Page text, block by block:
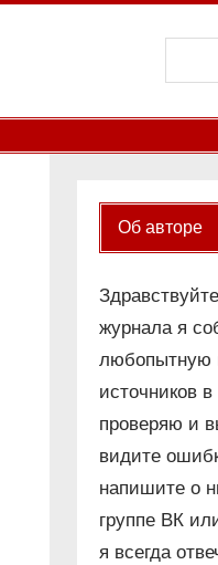
Об авторе
журнала я
любопытную
источников
проверяю и
видите
напишите о
группе ВК
я всегда